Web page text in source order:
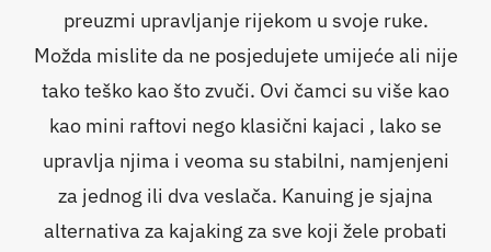
preuzmi upravljanje rijekom u svoje ruke.
Možda mislite da ne posjedujete umijeće ali nije
tako teško kao što zvuči. Ovi čamci su više kao
kao mini raftovi nego klasični kajaci , lako se
upravlja njima i veoma su stabilni, namjenjeni
za jednog ili dva veslača. Kanuing je sjajna
alternativa za kajaking za sve koji žele probati